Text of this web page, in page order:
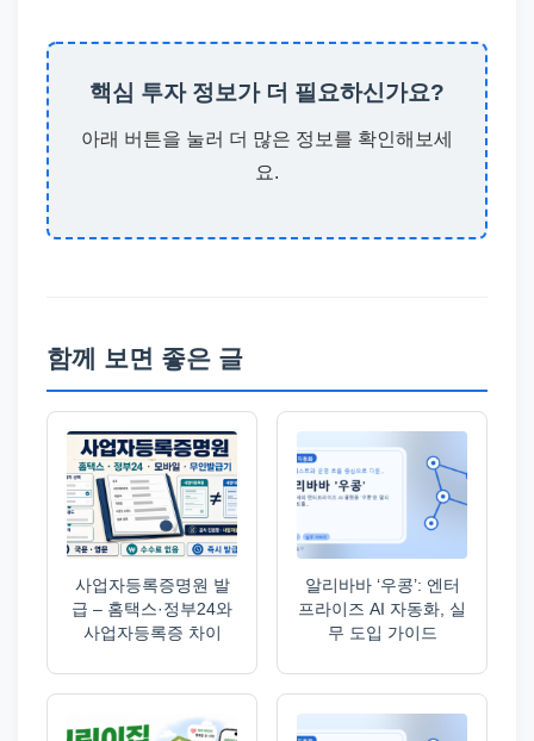
핵심 투자 정보가 더 필요하신가요?
아래 버튼을 눌러 더 많은 정보를 확인해보세
요.
함께 보면 좋은 글
사업자등록증명원 발
급 – 홈택스·정부24와
사업자등록증 차이
알리바바 ‘우콩’: 엔터
프라이즈 AI 자동화, 실
무 도입 가이드